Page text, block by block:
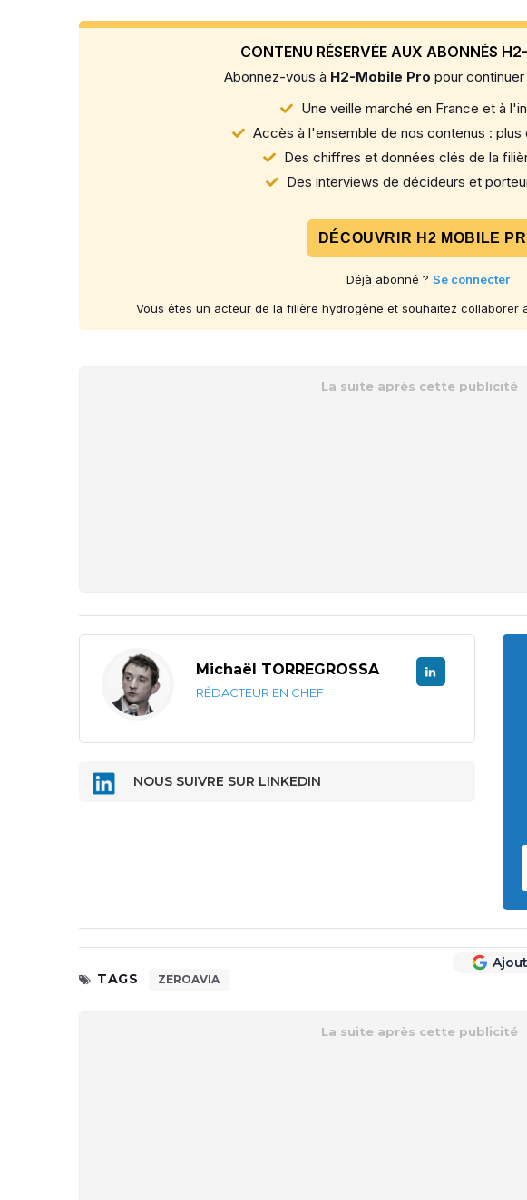
CONTENU RÉSERVÉE AUX ABONNÉS
Abonnez-vous à H2-Mobile Pro pour
Une veille marché en France et à
Accès à l'ensemble de nos contenus : plus
Des chiffres et données clés de la
Des interviews de décideurs et
DÉCOUVRIR H2 MOBILE
Déjà abonné ? Se connecter
Vous êtes un acteur de la filière hydrogène et souhaitez collaborer
Michaël TORREGROSSA
RÉDACTEUR EN CHEF
NOUS SUIVRE SUR LINKEDIN
TAGS
ZEROAVIA